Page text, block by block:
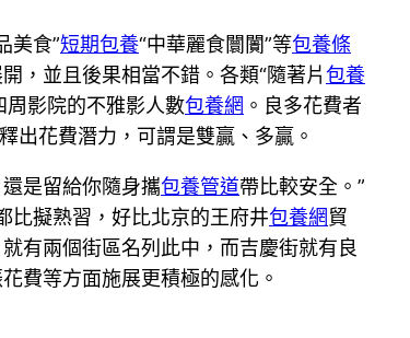
美食”短期包養“中華麗食闤闠”等包養條
，並且後果相當不錯。各類“隨著片包養
周影院的不雅影人數包養網 。良多花費者
出花費潛力，可謂是雙贏、多贏。
是留給你隨身攜包養管道帶比較安全。”
比擬熟習，好比北京的王府井包養網貿
有兩個街區名列此中，而吉慶街就有良
費等方面施展更積極的感化。